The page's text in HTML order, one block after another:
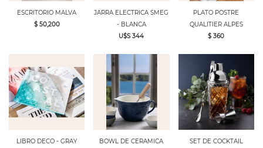
ESCRITORIO MALVA
$ 50,200
JARRA ELECTRICA SMEG
- BLANCA
U$S 344
PLATO POSTRE
QUALITIER ALPES
$ 360
LIBRO DECO - GRAY
BOWL DE CERAMICA
SET DE COCKTAIL